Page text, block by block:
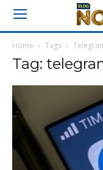
Home Tags
Tag: